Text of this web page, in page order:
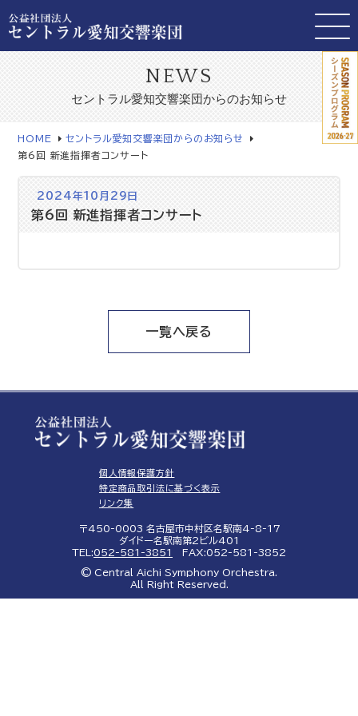
NEWS
セントラル愛知交響楽団からのお知らせ
HOME
セントラル愛知交響楽団からのお知らせ
第6回 新進指揮者コンサート
2024年10月29日
第6回 新進指揮者コンサート
一覧へ戻る
個人情報保護方針
特定商品取引法に基づく表示
リンク集
〒450-0003 名古屋市中村区名駅南4-8-17
ダイドー名駅南第2ビル401
TEL:052-581-3851 FAX:052-581-3852
© Central Aichi Symphony Orchestra.
All Right Reserved.